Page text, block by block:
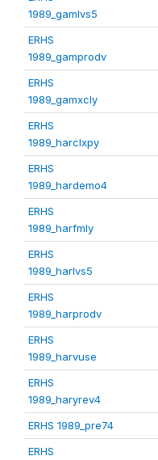
1989_gamlvs5
ERHS
1989_gamprodv
ERHS
1989_gamxcly
ERHS
1989_harclxpy
ERHS
1989_hardemo4
ERHS
1989_harfmly
ERHS
1989_harlvs5
ERHS
1989_harprodv
ERHS
1989_harvuse
ERHS
1989_haryrev4
ERHS 1989_pre74
ERHS